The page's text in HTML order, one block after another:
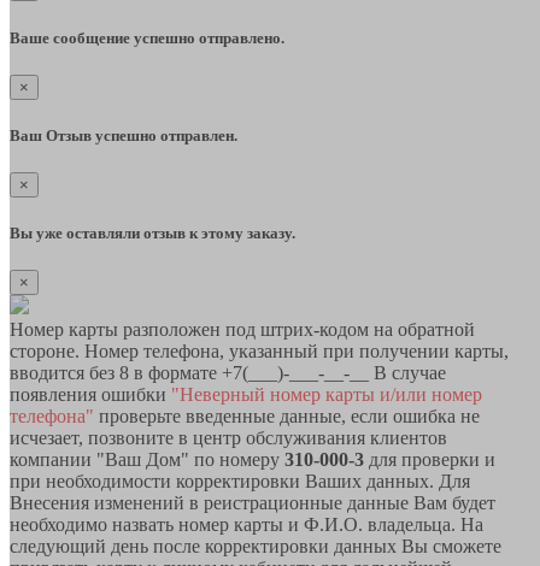
Ваше сообщение успешно отправлено.
×
Ваш Отзыв успешно отправлен.
×
Вы уже оставляли отзыв к этому заказу.
×
Номер карты разположен под штрих-кодом на обратной
стороне. Номер телефона, указанный при получении карты,
вводится без 8 в формате +7(___)-___-__-__ В случае
появления ошибки "Неверный номер карты и/или номер
телефона" проверьте введенные данные, если ошибка не
исчезает, позвоните в центр обслуживания клиентов
компании "Ваш Дом" по номеру 310-000-3 для проверки и
при необходимости корректировки Ваших данных. Для
Внесения изменений в реистрационные данные Вам будет
необходимо назвать номер карты и Ф.И.О. владельца. На
следующий день после корректировки данных Вы сможете